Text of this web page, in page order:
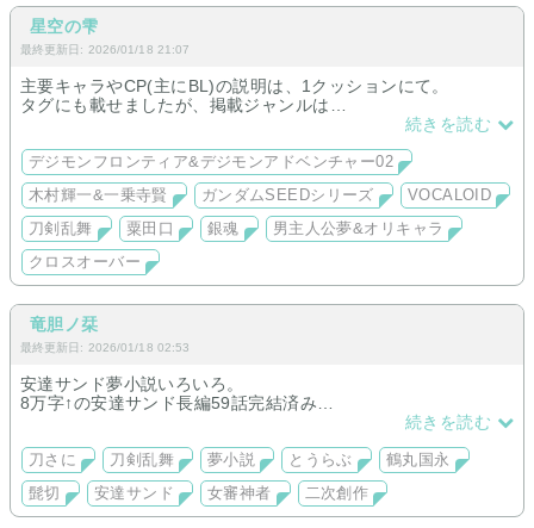
星空の雫
最終更新日: 2026/01/18 21:07
主要キャラやCP(主にBL)の説明は、1クッションにて。
タグにも載せましたが、掲載ジャンルは
木村輝一&一乗寺賢＆オリキャラ(名前変換なし)
名前変換有りの男主人公でガンダムSEEDシリーズはキラ＆カガ
リ
クロスオーバーで上記と同じ男主人公で
刀剣乱舞×銀魂×ガンダムSEED×VOCALOID
興味関心・時間がある方は、是非。
続きを読む
デジモンフロンティア&デジモンアドベンチャー02
木村輝一&一乗寺賢
ガンダムSEEDシリーズ
VOCALOID
刀剣乱舞
粟田口 銀魂
男主人公夢&オリキャラ
クロスオーバー
竜胆ノ栞
最終更新日: 2026/01/18 02:53
安達サンド夢小説いろいろ。
8万字↑の安達サンド長編59話完結済み
政府職員、現パロ、女審神者など色々書いてます。鶴丸と髭切
独りの少女と白い神様二人の物語長編まったり執筆中
とうらぶホラー現在更新中
続きを読む
刀さに 刀剣乱舞 夢小説 とうらぶ
鶴丸国永
髭切
安達サンド 女審神者 二次創作